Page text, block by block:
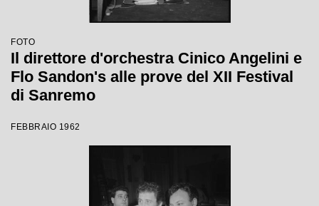
FOTO
Il direttore d'orchestra Cinico Angelini e
Flo Sandon's alle prove del XII Festival
di Sanremo
FEBBRAIO 1962